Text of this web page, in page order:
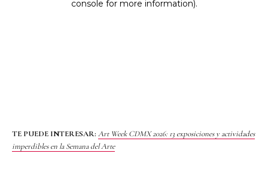
TE PUEDE INTERESAR: Art Week CDMX 2026: 13 exposiciones y actividades
imperdibles en la Semana del Arte